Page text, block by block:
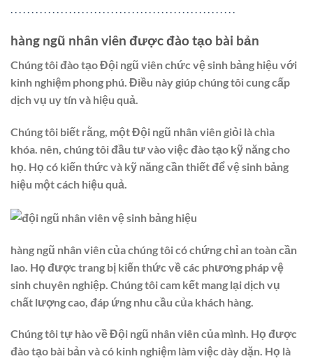
......................................................
hàng ngũ nhân viên được đào tạo bài bản
Chúng tôi đào tạo Đội ngũ viên chức vệ sinh bảng hiệu với
kinh nghiệm phong phú. Điều này giúp chúng tôi cung cấp
dịch vụ uy tín và hiệu quả.
Chúng tôi biết rằng, một Đội ngũ nhân viên giỏi là chìa
khóa. nên, chúng tôi đầu tư vào việc đào tạo kỹ năng cho
họ. Họ có kiến thức và kỹ năng cần thiết để vệ sinh bảng
hiệu một cách hiệu quả.
hàng ngũ nhân viên của chúng tôi có chứng chỉ an toàn cần
lao. Họ được trang bị kiến thức về các phương pháp vệ
sinh chuyên nghiệp. Chúng tôi cam kết mang lại dịch vụ
chất lượng cao, đáp ứng nhu cầu của khách hàng.
Chúng tôi tự hào về Đội ngũ nhân viên của mình. Họ được
đào tạo bài bản và có kinh nghiệm làm việc dày dặn. Họ là